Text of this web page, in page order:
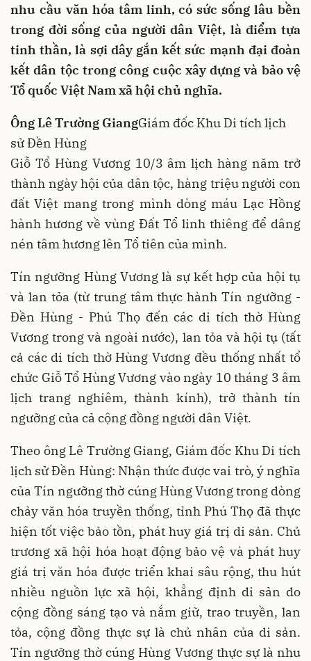
nhu cầu văn hóa tâm linh, có sức sống lâu bền
trong đời sống của người dân Việt, là điểm tựa
tinh thần, là sợi dây gắn kết sức mạnh đại đoàn
kết dân tộc trong công cuộc xây dựng và bảo vệ
Tổ quốc Việt Nam xã hội chủ nghĩa.
Ông Lê Trường GiangGiám đốc Khu Di tích lịch
sử Đền Hùng
Giỗ Tổ Hùng Vương 10/3 âm lịch hàng năm trở
thành ngày hội của dân tộc, hàng triệu người con
đất Việt mang trong mình dòng máu Lạc Hồng
hành hương về vùng Đất Tổ linh thiêng để dâng
nén tâm hương lên Tổ tiên của mình.
Tín ngưỡng Hùng Vương là sự kết hợp của hội tụ
và lan tỏa (từ trung tâm thực hành Tín ngưỡng -
Đền Hùng - Phú Thọ đến các di tích thờ Hùng
Vương trong và ngoài nước), lan tỏa và hội tụ (tất
cả các di tích thờ Hùng Vương đều thống nhất tổ
chức Giỗ Tổ Hùng Vương vào ngày 10 tháng 3 âm
lịch trang nghiêm, thành kính), trở thành tín
ngưỡng của cả cộng đồng người dân Việt.
Theo ông Lê Trường Giang, Giám đốc Khu Di tích
lịch sử Đền Hùng: Nhận thức được vai trò, ý nghĩa
của Tín ngưỡng thờ cúng Hùng Vương trong dòng
chảy văn hóa truyền thống, tỉnh Phú Thọ đã thực
hiện tốt việc bảo tồn, phát huy giá trị di sản. Chủ
trương xã hội hóa hoạt động bảo vệ và phát huy
giá trị văn hóa được triển khai sâu rộng, thu hút
nhiều nguồn lực xã hội, khẳng định di sản do
cộng đồng sáng tạo và nắm giữ, trao truyền, lan
tỏa, cộng đồng thực sự là chủ nhân của di sản.
Tín ngưỡng thờ cúng Hùng Vương thực sự là nhu